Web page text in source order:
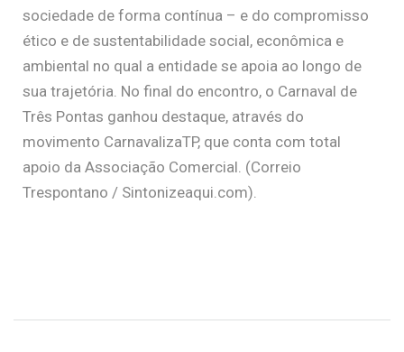
sociedade de forma contínua – e do compromisso
ético e de sustentabilidade social, econômica e
ambiental no qual a entidade se apoia ao longo de
sua trajetória. No final do encontro, o Carnaval de
Três Pontas ganhou destaque, através do
movimento CarnavalizaTP, que conta com total
apoio da Associação Comercial. (Correio
Trespontano / Sintonizeaqui.com).